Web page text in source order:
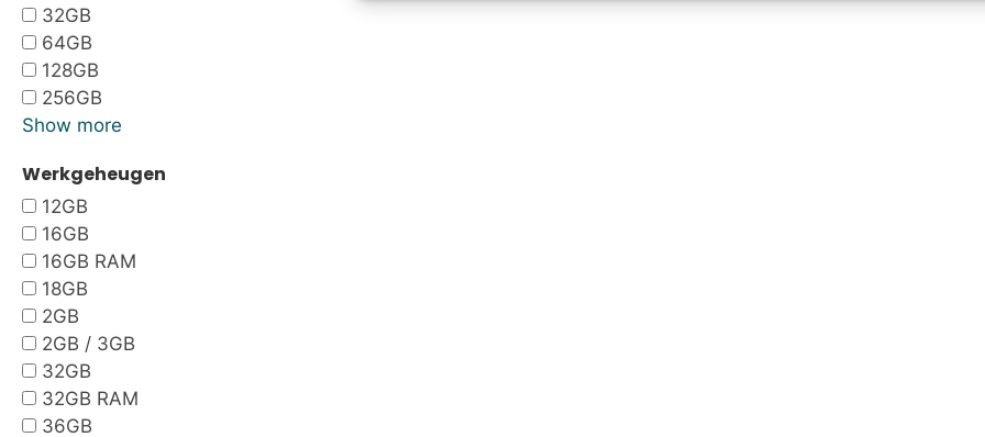
32GB
64GB
128GB
256GB
Show more
Werkgeheugen
12GB
16GB
16GB RAM
18GB
2GB
2GB / 3GB
32GB
32GB RAM
36GB